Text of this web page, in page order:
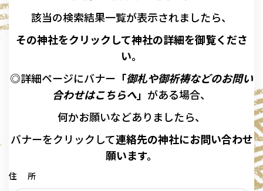
該当の検索結果一覧が表示されましたら、
その神社をクリックして神社の詳細を御覧くださ
い。
◎詳細ページにバナー 「御札や御祈祷などのお問い
合わせはこちらへ」 がある場合、
何かお願いなどありましたら、
バナーをクリックして連絡先の神社にお問い合わせ
願います。
住 所